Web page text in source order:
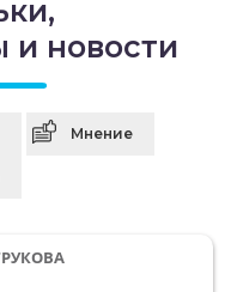
и новости
Мнение